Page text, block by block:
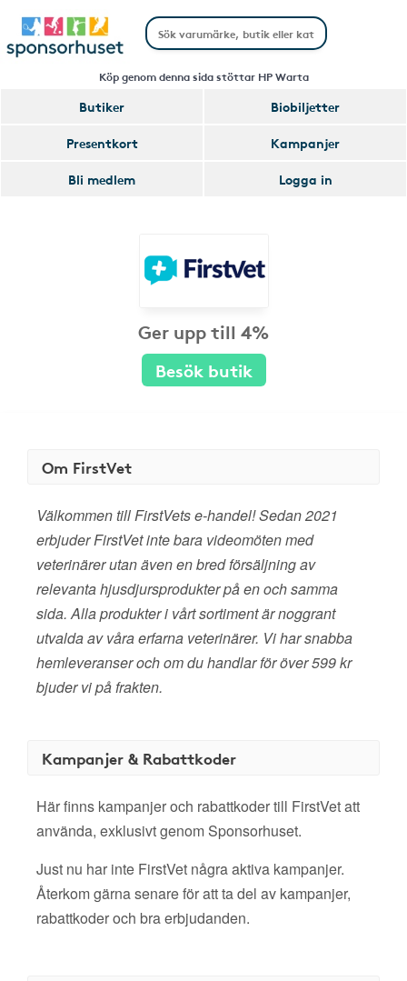
Köp genom denna sida stöttar HP Warta
Butiker
Biobiljetter
Presentkort
Kampanjer
Bli medlem
Logga in
Ger upp till 4%
Besök butik
Om FirstVet
Välkommen till FirstVets e-handel! Sedan 2021
erbjuder FirstVet inte bara videomöten med
veterinärer utan även en bred försäljning av
relevanta hjusdjursprodukter på en och samma
sida. Alla produkter i vårt sortiment är noggrant
utvalda av våra erfarna veterinärer. Vi har snabba
hemleveranser och om du handlar för över 599 kr
bjuder vi på frakten.
Kampanjer & Rabattkoder
Här finns kampanjer och rabattkoder till FirstVet att
använda, exklusivt genom Sponsorhuset.
Just nu har inte FirstVet några aktiva kampanjer.
Återkom gärna senare för att ta del av kampanjer,
rabattkoder och bra erbjudanden.